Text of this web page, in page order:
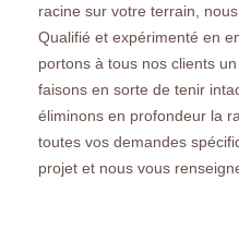
racine sur votre terrain,
Qualifié et expérimenté en
portons à tous nos clients
faisons en sorte de tenir
éliminons en profondeur la
toutes vos demandes
projet et nous vous